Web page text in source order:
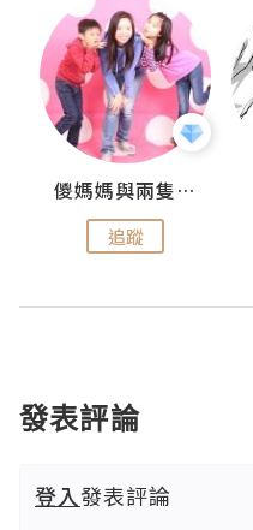
儍媽媽與兩隻小魔怪之家
追蹤
發表評論
登入發表評論